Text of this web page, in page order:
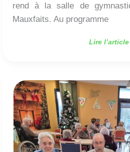
rend à la salle de
Mauxfaits. Au programme
!
Lire
Notre
échange
des
cartes
de
voeux
avec